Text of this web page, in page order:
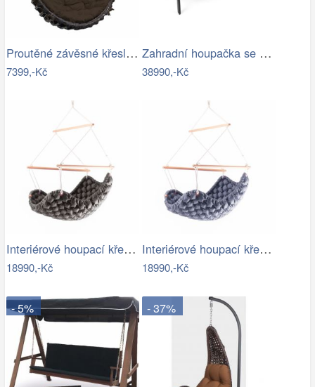
Proutěné závěsné křeslo Elis, hnědý rám…
7399,-Kč
Zahradní houpačka se stříškou GH434015
38990,-Kč
Interiérové houpací křeslo Swingy In…
18990,-Kč
Interiérové houpací křeslo Swingy In…
18990,-Kč
- 5% - 37%